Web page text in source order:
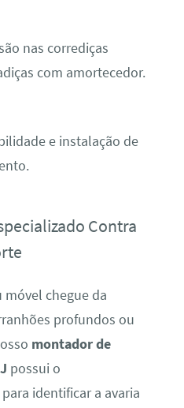
nas corrediças
com amortecedor.
e instalação de
Contra
móvel chegue da
profundos ou
montador de
possui o
identificar a avaria